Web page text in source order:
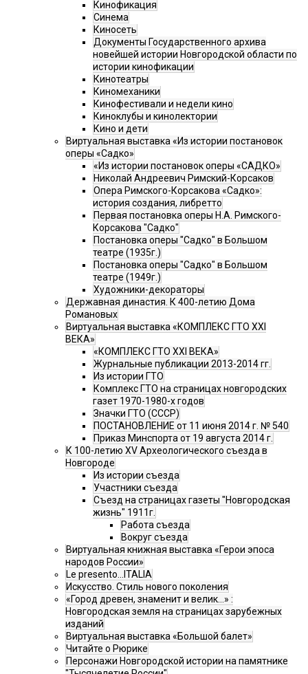
Кинофикация
Синема
Киносеть
Документы Государственного архива
новейшей истории Новгородской области по
истории кинофикации
Кинотеатры
Киномеханики
Кинофестивали и недели кино
Киноклубы и кинолектории
Кино и дети
Виртуальная выставка «Из истории постановок
оперы «Садко»
«Из истории постановок оперы «САДКО»
Николай Андреевич Римский-Корсаков
Опера Римского-Корсакова «Садко»:
история создания, либретто
Первая постановка оперы Н.А. Римского-
Корсакова "Садко"
Постановка оперы "Садко" в Большом
театре (1935г.)
Постановка оперы "Садко" в Большом
театре (1949г.)
Художники-декораторы
Державная династия. К 400-летию Дома
Романовых
Виртуальная выставка «КОМПЛЕКС ГТО XXI
ВЕКА»
«КОМПЛЕКС ГТО XXI ВЕКА»
Журнальные публикации 2013-2014 гг.
Из истории ГТО
Комплекс ГТО на страницах новгородских
газет 1970-1980-х годов
Значки ГТО (СССР)
ПОСТАНОВЛЕНИЕ от 11 июня 2014 г. № 540
Приказ Минспорта от 19 августа 2014 г.
К 100-летию XV Археологического съезда в
Новгороде
Из истории съезда
Участники съезда
Cъезд на страницах газеты "Новгородская
жизнь" 1911г.
Работа съезда
Вокруг съезда
Виртуальная книжная выставка «Герои эпоса
народов России»
Le presento...ITALIA
Искусство. Стиль нового поколения
«Город древен, знаменит и велик…» :
Новгородская земля на страницах зарубежных
изданий
Виртуальная выставка «Большой балет»
Читайте о Рюрике
Персонажи Новгородской истории на памятнике